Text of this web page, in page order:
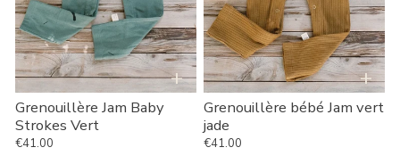
+
Grenouillère Jam Baby
Strokes Vert
Prix habituel
€41.00
+
Grenouillère bébé Jam vert
jade
Prix habituel
€41.00